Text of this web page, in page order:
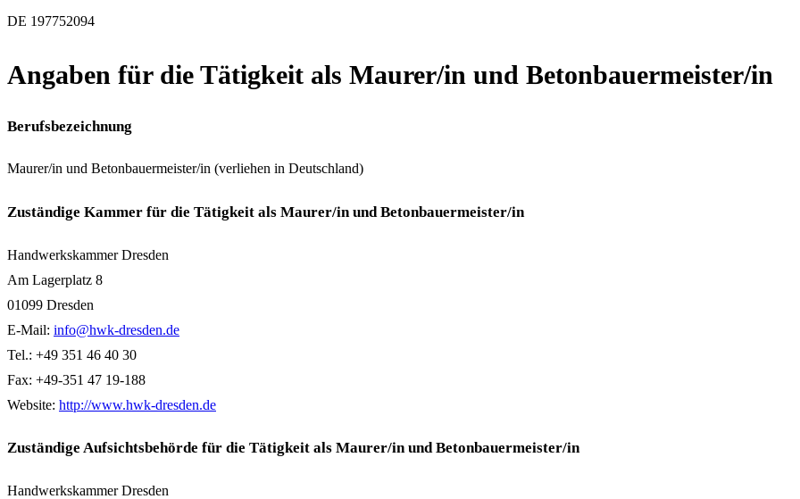
DE 197752094
Angaben für die Tätigkeit als Maurer/in und Betonbauermeister/in
Berufsbezeichnung
Maurer/in und Betonbauermeister/in (verliehen in Deutschland)
Zuständige Kammer für die Tätigkeit als Maurer/in und Betonbauermeister/in
Handwerkskammer Dresden
Am Lagerplatz 8
01099 Dresden
E-Mail: info@hwk-dresden.de
Tel.: +49 351 46 40 30
Fax: +49-351 47 19-188
Website: http://www.hwk-dresden.de
Zuständige Aufsichtsbehörde für die Tätigkeit als Maurer/in und Betonbauermeister/in
Handwerkskammer Dresden